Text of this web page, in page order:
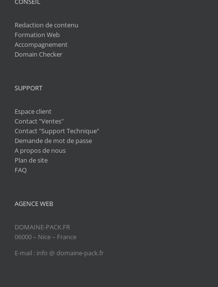
Redaction de contenu
Formation Web
Accompagnement
Domain Checker
SUPPORT
Espace client
Contact "Ventes"
Contact "Support Technique"
Demande de mot de passe
A propos de nous
Plan de site
FAQ
AGENCE WEB
DOMAINE-PACK.FR
06000 – Nice – France
E-mail : info @ domaine-pack.fr